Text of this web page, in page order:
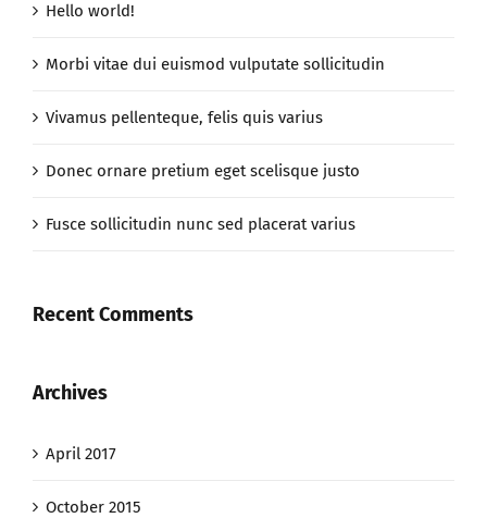
Hello world!
Morbi vitae dui euismod vulputate sollicitudin
Vivamus pellenteque, felis quis varius
Donec ornare pretium eget scelisque justo
Fusce sollicitudin nunc sed placerat varius
Recent Comments
Archives
April 2017
October 2015